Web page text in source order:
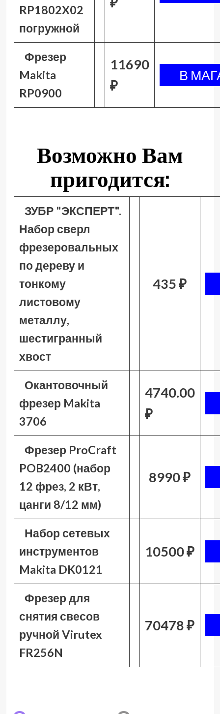
RP1802X02
погружной
Фрезер
Makita
RP0900
11690
₽
Возможно Вам
пригодится:
ЗУБР "ЭКСПЕРТ".
Набор сверл
фрезеровальных
по дереву и
тонкому
листовому
металлу,
шестигранный
хвост
435 ₽
Окантовочный
фрезер Makita
3706
4740.00
₽
Фрезер ProCraft
POB2400 (набор
12 фрез, 2 кВт,
цанги 8/12 мм)
8990 ₽
Набор сетевых
инструментов
Makita DK0121
10500 ₽
Фрезер для
снятия свесов
ручной Virutex
FR256N
70478 ₽